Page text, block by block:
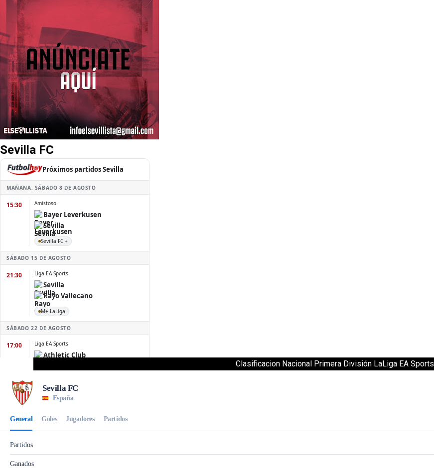
Sevilla FC
Clasificacion Nacional Primera División LaLiga EA Sports